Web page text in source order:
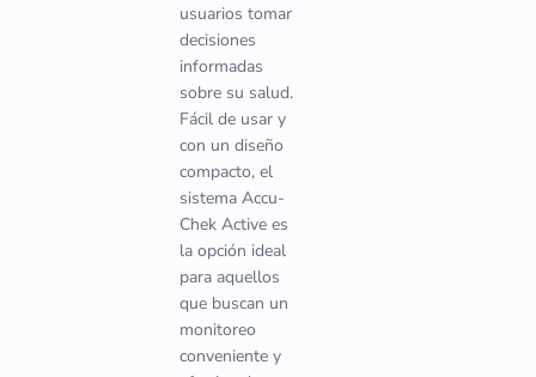
usuarios tomar
decisiones
informadas
sobre su salud.
Fácil de usar y
con un diseño
compacto, el
sistema Accu-
Chek Active es
la opción ideal
para aquellos
que buscan un
monitoreo
conveniente y